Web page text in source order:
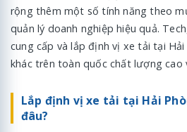
rộng thêm một số tính năng theo
quản lý doanh nghiệp hiệu quả.
cung cấp và lắp định vị xe tải tại
khác trên toàn quốc chất lượng cao
Lắp định vị xe tải tại Hải
đâu?